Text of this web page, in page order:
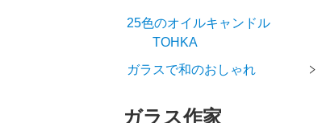
25色のオイルキャンドル
TOHKA
ガラスで和のおしゃれ
ガラス作家